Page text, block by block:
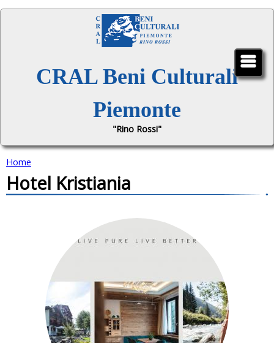
Jump to navigation
CRAL Beni Culturali
Piemonte
"Rino Rossi"
T
Home
Hotel Kristiania